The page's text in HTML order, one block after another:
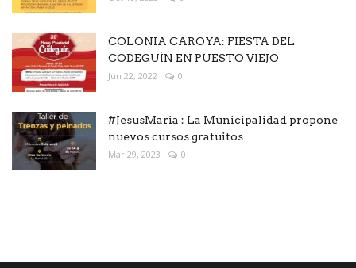
COLONIA CAROYA: FIESTA DEL
CODEGUÍN EN PUESTO VIEJO
Jun 22, 2022 0
#JesusMaria : La Municipalidad propone
nuevos cursos gratuitos
Mar 29, 2023 0